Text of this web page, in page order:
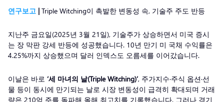
연구보고 | Triple Witching이 촉발한 변동성 속, 기술주 주도 반등
지난주 금요일(2025년 3월 21일), 기술주가 상승하면서 미국 증시
는 장 막판 강세 반등에 성공했습니다. 10년 만기 미 국채 수익률은
4.25%까지 상승했으며 달러 인덱스도 오름세를 이어갔습니다.
이날은 바로 ‘세 마녀의 날(Triple Witching)’, 주가지수·주식 옵션·선
물 등이 동시에 만기되는 날로 시장 변동성이 급격히 확대되며 거래
량은 210억 주를 돌파해 올해 최고치를 기록했습니다. 그러나 경기